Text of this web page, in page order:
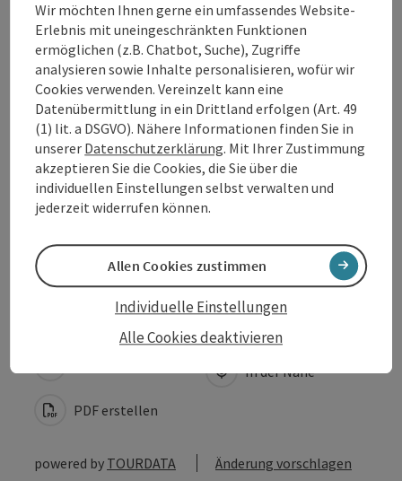
Küche
Preise
Anreise/Lage
Barrierefreiheit
Beitrag merken
PDF erstellen
In der Nähe
powered by TOURDATA Änderung vorschlagen
Wir möchten Ihnen gerne ein umfassendes Website-
Erlebnis mit uneingeschränkten Funktionen
ermöglichen (z.B. Chatbot, Suche), Zugriffe
analysieren sowie Inhalte personalisieren, wofür wir
Cookies verwenden. Vereinzelt kann eine
Datenübermittlung in ein Drittland erfolgen (Art. 49
(1) lit. a DSGVO). Nähere Informationen finden Sie in
unserer Datenschutzerklärung. Mit Ihrer Zustimmung
akzeptieren Sie die Cookies, die Sie über die
individuellen Einstellungen selbst verwalten und
jederzeit widerrufen können.
Alle Cookies deaktivieren
Individuelle Einstellungen
Allen Cookies zustimmen